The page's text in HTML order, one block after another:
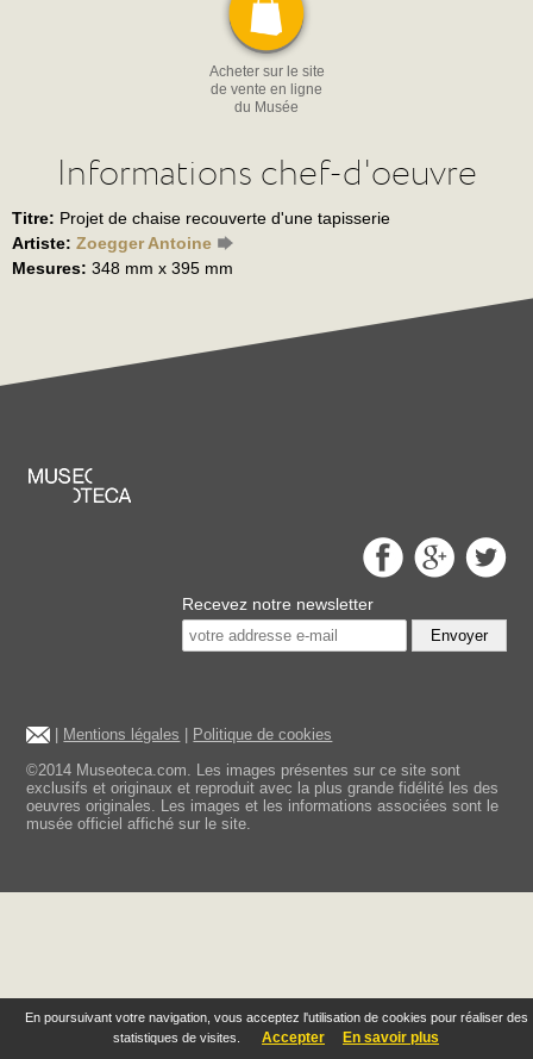
En poursuivant votre navigation, vous acceptez l'utilisation de cookies pour réaliser des
statistiques de visites.
Accepter En savoir plus
Acheter sur le site
de vente en ligne
du Musée
Informations chef-d'oeuvre
Titre: Projet de chaise recouverte d'une tapisserie
Artiste: Zoegger Antoine
Mesures: 348 mm x 395 mm
Recevez notre newsletter
Envoyer
Mentions légales
Politique de cookies
©2014 Museoteca.com. Les images présentes sur ce site sont
exclusifs et originaux et reproduit avec la plus grande fidélité les des
oeuvres originales. Les images et les informations associées sont le
musée officiel affiché sur le site.